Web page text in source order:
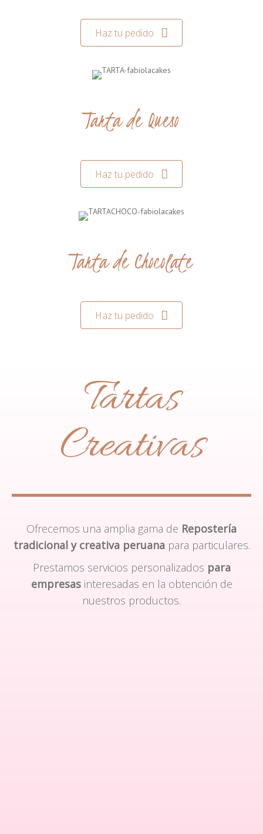
Haz tu pedido
Tarta de Queso
Haz tu pedido
Tarta de Chocolate
Haz tu pedido
Tartas
Creativas
Ofrecemos una amplia gama de Repostería
tradicional y creativa peruanapara particulares.
Prestamos servicios personalizados para
empresasinteresadas en la obtención de
nuestros productos.